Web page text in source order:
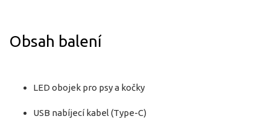
Obsah balení
LED obojek pro psy a kočky
USB nabíjecí kabel (Type-C)